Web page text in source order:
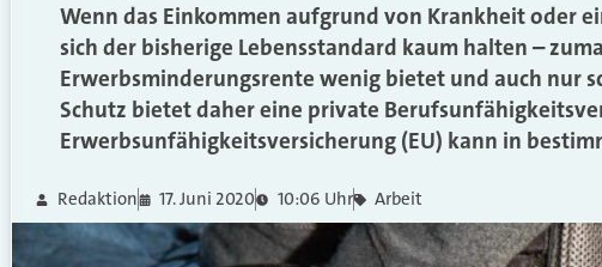
Wenn das Einkommen aufgrund von Krankheit oder
sich der bisherige Lebensstandard kaum halten –
Erwerbsminderungsrente wenig bietet und auch nur
Schutz bietet daher eine private
Erwerbsunfähigkeitsversicherung (EU) kann in
Redaktion 17. Juni 2020 10:06 Uhr Arbeit